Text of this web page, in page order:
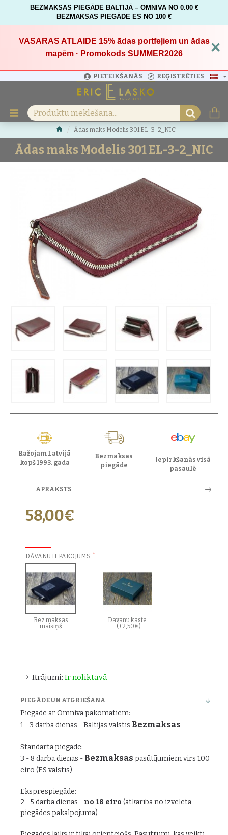
BEZMAKSAS PIEGĀDE BALTIJĀ – OMNIVA NO 0.00 €
BEZMAKSAS PIEGĀDE ES NO 100 €
VASARAS ATLAIDE 15%ādas portfeļiem un ādas
mapēm · Promokods SUMMER2026 ×
PIETEIKŠANĀS REĢISTRĒTIES
Ādas maks Modelis 301 EL-3-2_NIC
Ādas maks Modelis 301 EL-3-2_NIC
Ražojam Latvijā
kopš 1993. gada
Bezmaksas
piegāde
Iepirkšanās visā
pasaulē
APRAKSTS
Krājumi: Ir noliktavā
58,00€
DĀVANU IEPAKOJUMS
Bez maksas
maisiņš
Dāvanu kaste
(+2,50€)
PIEGĀDE UN ATGRIEŠANA
Piegāde ar Omniva pakomātiem:
1 - 3 darba dienas - Baltijas valstīs Bezmaksas
Standarta piegāde:
3 - 8 darba dienas - Bezmaksas pasūtījumiem virs 100
eiro (ES valstīs)
Eksprespiegāde:
2 - 5 darba dienas - no 18 eiro (atkarībā no izvēlētā
piegādes pakalpojuma)